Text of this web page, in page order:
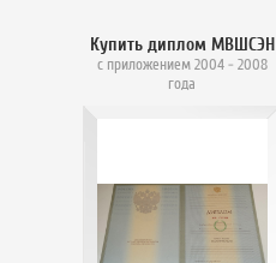
Купить диплом МВШСЭН
с приложением 2004 - 2008
года